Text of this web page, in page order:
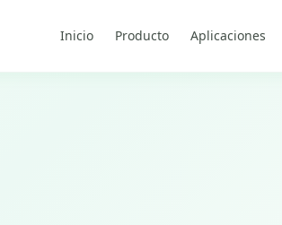
Inicio Producto Aplicaciones